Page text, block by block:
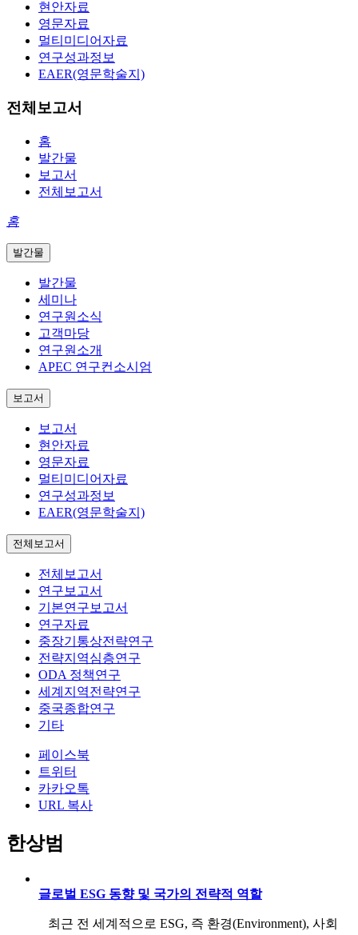
현안자료
영문자료
멀티미디어자료
연구성과정보
EAER(영문학술지)
전체보고서
홈
발간물
보고서
전체보고서
홈
발간물
발간물
세미나
연구원소식
고객마당
연구원소개
APEC 연구컨소시엄
보고서
보고서
현안자료
영문자료
멀티미디어자료
연구성과정보
EAER(영문학술지)
전체보고서
전체보고서
연구보고서
기본연구보고서
연구자료
중장기통상전략연구
전략지역심층연구
ODA 정책연구
세계지역전략연구
중국종합연구
기타
페이스북
트위터
카카오톡
URL 복사
한상범
글로벌 ESG 동향 및 국가의 전략적 역할
최근 전 세계적으로 ESG, 즉 환경(Environment), 사회